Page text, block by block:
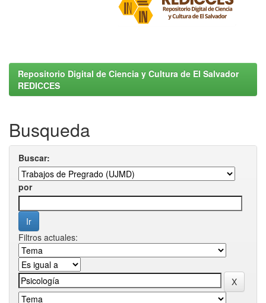
Repositorio Digital de Ciencia y Cultura de El Salvador
REDICCES
Busqueda
Buscar:
por
Filtros actuales: